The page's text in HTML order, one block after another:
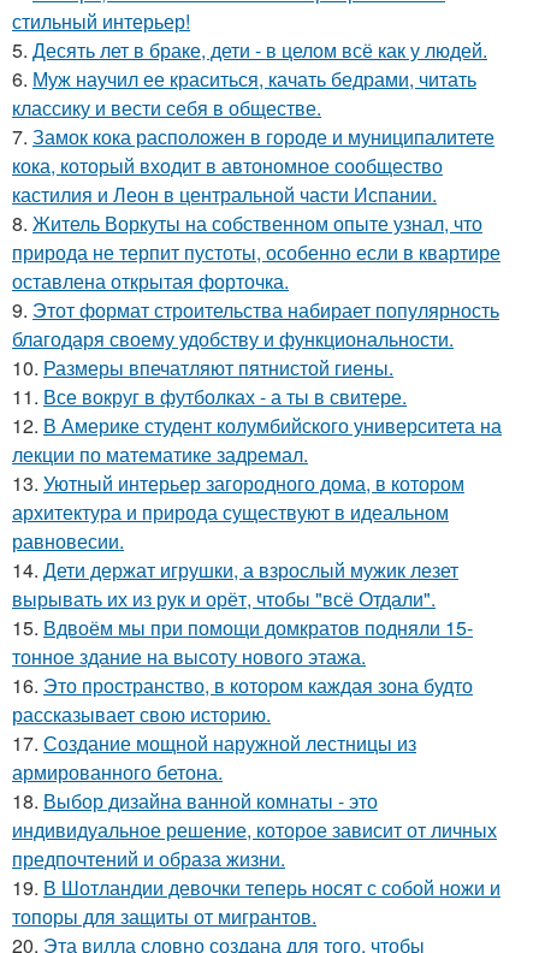
стильный интерьер!
5. Десять лет в браке, дети - в целом всё как у людей.
6. Муж научил ее краситься, качать бедрами, читать
классику и вести себя в обществе.
7. Замок кока расположен в городе и муниципалитете
кока, который входит в автономное сообщество
кастилия и Леон в центральной части Испании.
8. Житель Воркуты на собственном опыте узнал, что
природа не терпит пустоты, особенно если в квартире
оставлена открытая форточка.
9. Этот формат строительства набирает популярность
благодаря своему удобству и функциональности.
10. Размеры впечатляют пятнистой гиены.
11. Все вокруг в футболках - а ты в свитере.
12. В Америке студент колумбийского университета на
лекции по математике задремал.
13. Уютный интерьер загородного дома, в котором
архитектура и природа существуют в идеальном
равновесии.
14. Дети держат игрушки, а взрослый мужик лезет
вырывать их из рук и орёт, чтобы "всё Отдали".
15. Вдвоём мы при помощи домкратов подняли 15-
тонное здание на высоту нового этажа.
16. Это пространство, в котором каждая зона будто
рассказывает свою историю.
17. Создание мощной наружной лестницы из
армированного бетона.
18. Выбор дизайна ванной комнаты - это
индивидуальное решение, которое зависит от личных
предпочтений и образа жизни.
19. В Шотландии девочки теперь носят с собой ножи и
топоры для защиты от мигрантов.
20. Эта вилла словно создана для того, чтобы